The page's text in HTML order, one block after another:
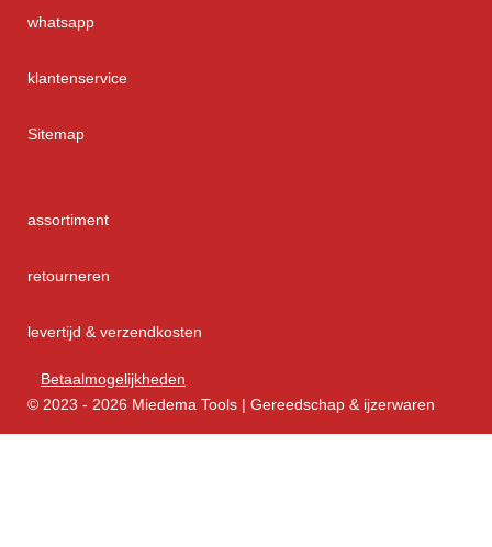
whatsapp
klantenservice
Sitemap
assortiment
retourneren
levertijd & verzendkosten
Betaalmogelijkheden
© 2023 - 2026 Miedema Tools | Gereedschap & ijzerwaren